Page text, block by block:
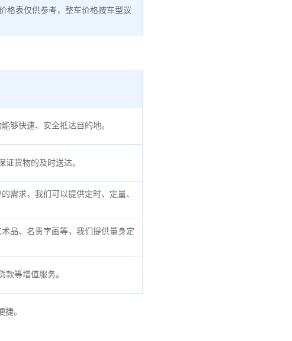
格表仅供参考，整车价格按车型议
够快速、安全抵达目的地。
货物的及时送达。
需求，我们可以提供定时、定量、
品、名贵字画等，我们提供量身定
等增值服务。
。